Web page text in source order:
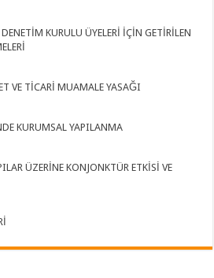
KURULU ÜYELERİ İÇİN GETİRİLEN
VE TİCARİ MUAMALE YASAĞI
KURUMSAL YAPILANMA
ÜZERİNE KONJONKTÜR ETKİSİ VE